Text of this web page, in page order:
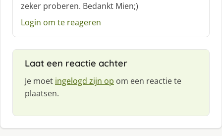
r
e
:
zeker proberen. Bedankt Mien;)
Login om te reageren
Laat een reactie achter
Je moet ingelogd zijn op om een reactie te
plaatsen.